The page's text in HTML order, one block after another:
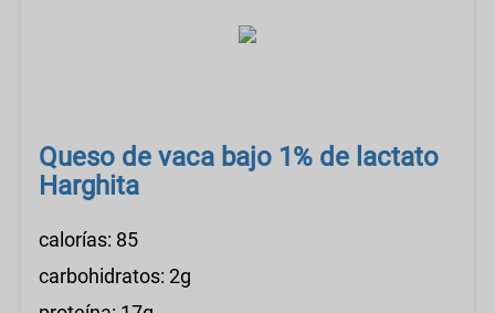
Queso de vaca bajo 1% de lactato
Harghita
calorías: 85
carbohidratos: 2g